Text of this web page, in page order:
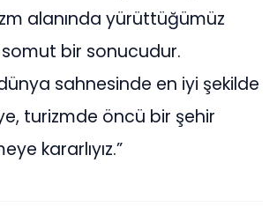
alanında yürüttüğümüz
somut bir sonucudur.
dünya sahnesinde en iyi şekilde
turizmde öncü bir şehir
kararlıyız.”